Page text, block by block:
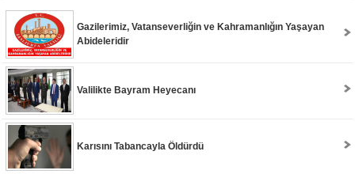
Gazilerimiz, Vatanseverliğin ve Kahramanlığın Yaşayan
Abideleridir
Valilikte Bayram Heyecanı
Karısını Tabancayla Öldürdü